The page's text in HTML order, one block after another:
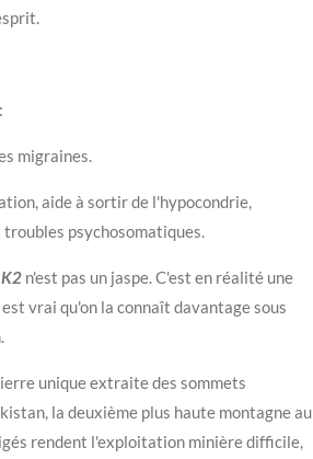
:
migraines.
aide à sortir de l'hypocondrie,
troubles psychosomatiques.
K2 n'est pas un jaspe. C'est en réalité une
vrai qu'on la connaît davantage sous
unique extraite des sommets
la deuxième plus haute montagne au
rendent l'exploitation minière difficile,